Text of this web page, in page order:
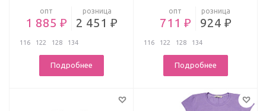
опт
1 885 ₽
розница
2 451 ₽
116 122 128 134
Подробнее
опт
711 ₽
розница
924 ₽
116 122 128 134
Подробнее